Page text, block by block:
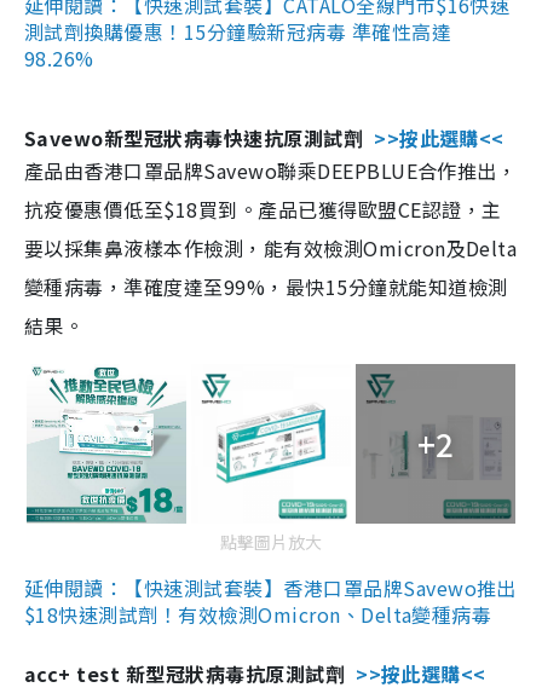
測試劑換購優惠！15分鐘驗新冠病毒 準確性高達
98.26%
Savewo新型冠狀病毒快速抗原測試劑 >>按此選購<<
產品由香港口罩品牌Savewo聯乘DEEPBLUE合作推出，
抗疫優惠價低至$18買到。產品已獲得歐盟CE認證，主
要以採集鼻液樣本作檢測，能有效檢測Omicron及Delta
變種病毒，準確度達至99%，最快15分鐘就能知道檢測
結果。
+2
點擊圖片放大
延伸閱讀：【快速測試套裝】香港口罩品牌Savewo推出
$18快速測試劑！有效檢測Omicron、Delta變種病毒
acc+ test 新型冠狀病毒抗原測試劑 >>按此選購<<